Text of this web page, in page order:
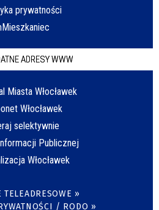
prywatności
ADRESY WWW
Miasta Włocławek
Włocławek
selektywnie
Publicznej
Włocławek
TELEADRESOWE »
/ RODO »